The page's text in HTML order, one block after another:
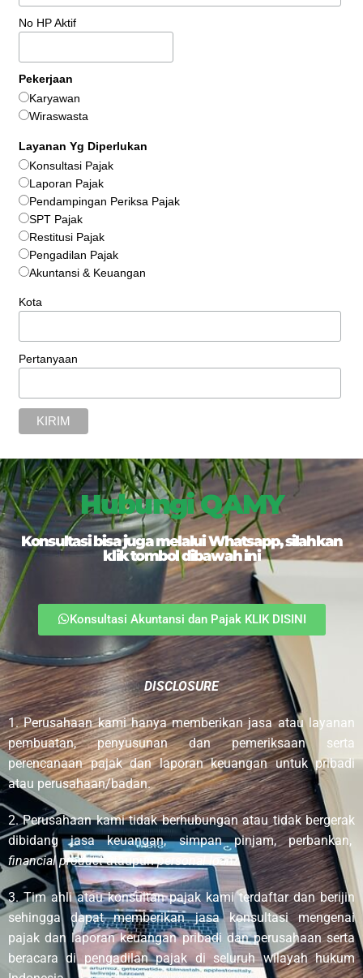
No HP Aktif
Pekerjaan
Karyawan
Wiraswasta
Layanan Yg Diperlukan
Konsultasi Pajak
Laporan Pajak
Pendampingan Periksa Pajak
SPT Pajak
Restitusi Pajak
Pengadilan Pajak
Akuntansi & Keuangan
Kota
Pertanyaan
Hubungi QAMY
Konsultasi bisa juga melalui Whatsapp, silahkan
klik tombol dibawah ini
Konsultasi Akuntansi dan Pajak KLIK DISINI
DISCLOSURE
1. Perusahaan kami hanya memberikan jasa atau layanan
pembuatan, penyusunan dan pemeriksaan serta
perencanaan pajak dan laporan keuangan untuk pribadi
atau perusahaan/badan.
2. Perusahaan kami tidak berhubungan atau tidak bergerak
dibidang jasa keuangan, simpan pinjam, perbankan,
financial productataupunpersonal loan.
3. Tim ahli atau konsultan pajak kami terdaftar dan berijin
sehingga dapat memberikan jasa konsultasi mengenai
pajak dan laporan keuangan pribadi dan perusahaan serta
beracara di pengadilan pajak di seluruh wilayah hukum